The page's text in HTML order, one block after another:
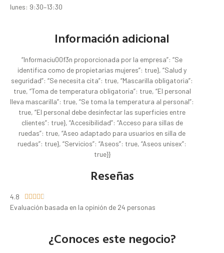
lunes: 9:30–13:30
Información adicional
“Informaciu00f3n proporcionada por la empresa”: “Se
identifica como de propietarias mujeres”: true}, “Salud y
seguridad”: “Se necesita cita”: true, “Mascarilla obligatoria”:
true, “Toma de temperatura obligatoria”: true, “El personal
lleva mascarilla”: true, “Se toma la temperatura al personal”:
true, “El personal debe desinfectar las superficies entre
clientes”: true}, “Accesibilidad”: “Acceso para sillas de
ruedas”: true, “Aseo adaptado para usuarios en silla de
ruedas”: true}, “Servicios”: “Aseos”: true, “Aseos unisex”:
true}}
Reseñas
4.8 
Evaluación basada en la opinión de 24 personas
¿Conoces este negocio?